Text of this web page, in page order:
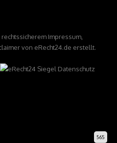
Impressum,
von eRecht24.de erstellt.
565